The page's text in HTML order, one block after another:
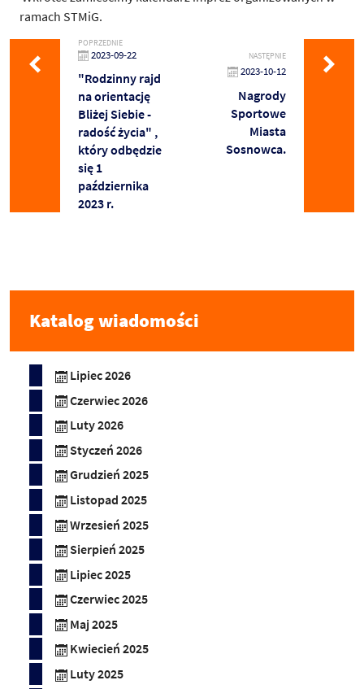
ramach STMiG.
POPRZEDNIE
2023-09-22
"Rodzinny rajd
na orientację
Bliżej Siebie -
radość życia" ,
który odbędzie
się 1
października
2023 r.
NASTĘPNIE
2023-10-12
Nagrody
Sportowe
Miasta
Sosnowca.
Katalog wiadomości
Lipiec 2026
Czerwiec 2026
Luty 2026
Styczeń 2026
Grudzień 2025
Listopad 2025
Wrzesień 2025
Sierpień 2025
Lipiec 2025
Czerwiec 2025
Maj 2025
Kwiecień 2025
Luty 2025